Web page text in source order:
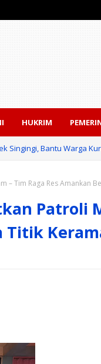
HUKRIM
Singingi, Bantu Warga
– Tim Raga Res Amankan
Patroli
Titik